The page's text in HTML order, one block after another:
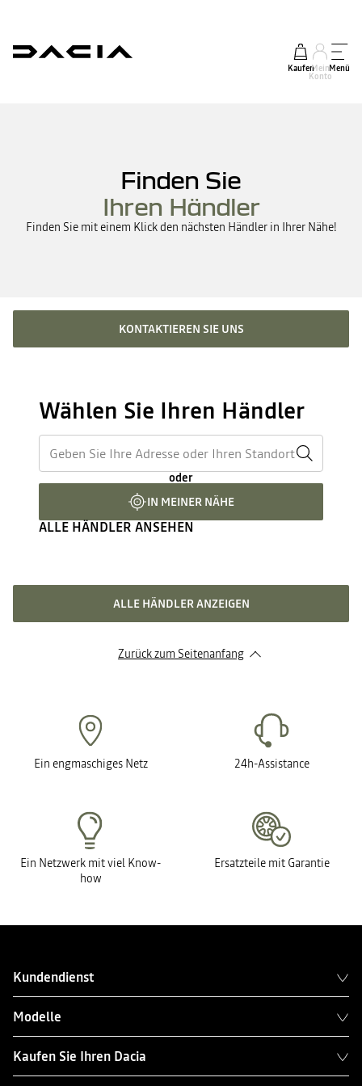
KaufenMein
Konto
Menü
Finden Sie
Ihren Händler
Finden Sie mit einem Klick den nächsten Händler in Ihrer Nähe!
KONTAKTIEREN SIE UNS
Wählen Sie Ihren Händler
oder
IN MEINER NÄHE
ALLE HÄNDLER ANSEHEN
ALLE HÄNDLER ANZEIGEN
Zurück zum Seitenanfang
Ein engmaschiges Netz 24h-Assistance
Ein Netzwerk mit viel Know-
how
Ersatzteile mit Garantie
Kundendienst
Modelle
Kaufen Sie Ihren Dacia